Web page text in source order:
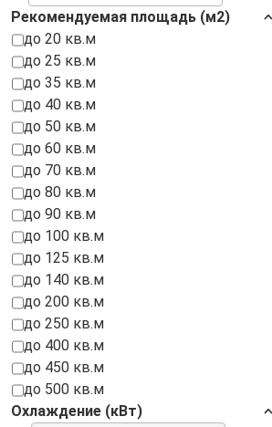
Рекомендуемая площадь (м2)
до 20 кв.м
до 25 кв.м
до 35 кв.м
до 40 кв.м
до 50 кв.м
до 60 кв.м
до 70 кв.м
до 80 кв.м
до 90 кв.м
до 100 кв.м
до 125 кв.м
до 140 кв.м
до 200 кв.м
до 250 кв.м
до 400 кв.м
до 450 кв.м
до 500 кв.м
Охлаждение (кВт)